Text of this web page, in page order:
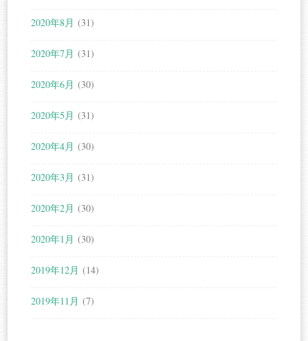
2020年8月 (31)
2020年7月 (31)
2020年6月 (30)
2020年5月 (31)
2020年4月 (30)
2020年3月 (31)
2020年2月 (30)
2020年1月 (30)
2019年12月 (14)
2019年11月 (7)